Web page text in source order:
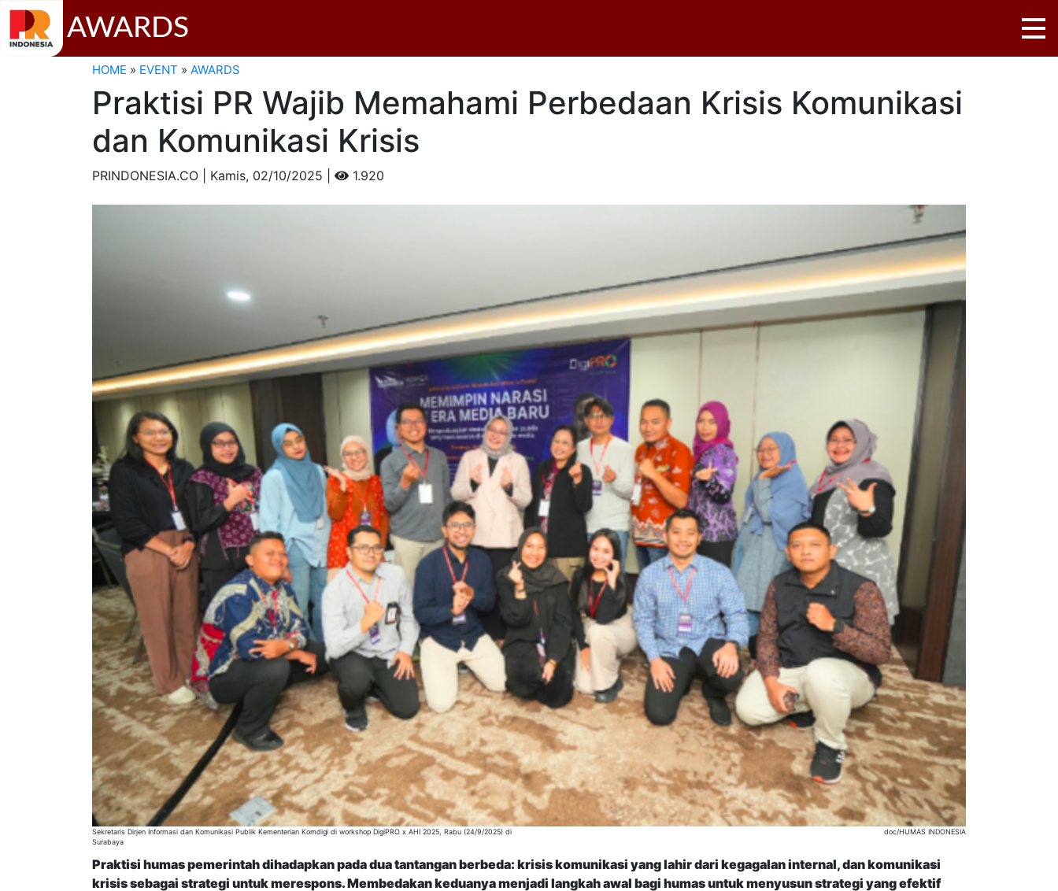
AWARDS
HOME » EVENT » AWARDS
Praktisi PR Wajib Memahami Perbedaan Krisis Komunikasi
dan Komunikasi Krisis
PRINDONESIA.CO | Kamis, 02/10/2025 | 1.920
Sekretaris Dirjen Informasi dan Komunikasi Publik Kementerian Komdigi di workshop DigiPRO x AHI 2025, Rabu (24/9/2025) di
Surabaya
doc/HUMAS INDONESIA
Praktisi humas pemerintah dihadapkan pada dua tantangan berbeda: krisis komunikasi yang lahir dari kegagalan internal, dan komunikasi
krisis sebagai strategi untuk merespons. Membedakan keduanya menjadi langkah awal bagi humas untuk menyusun strategi yang efektif